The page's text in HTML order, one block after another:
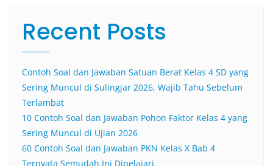
Recent Posts
Contoh Soal dan Jawaban Satuan Berat Kelas 4 SD yang
Sering Muncul di Sulingjar 2026, Wajib Tahu Sebelum
Terlambat
10 Contoh Soal dan Jawaban Pohon Faktor Kelas 4 yang
Sering Muncul di Ujian 2026
60 Contoh Soal dan Jawaban PKN Kelas X Bab 4
Ternyata Semudah Ini Dipelajari